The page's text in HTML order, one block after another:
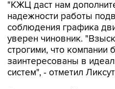
соблюдения графика
уверен чиновник.
строгими, что компании
заинтересованы в
систем", - отметил
В среду первый